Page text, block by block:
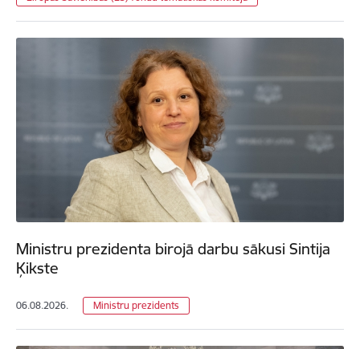
Ministru prezidenta birojā darbu sākusi Sintija
Ķikste
06.08.2026. Ministru prezidents